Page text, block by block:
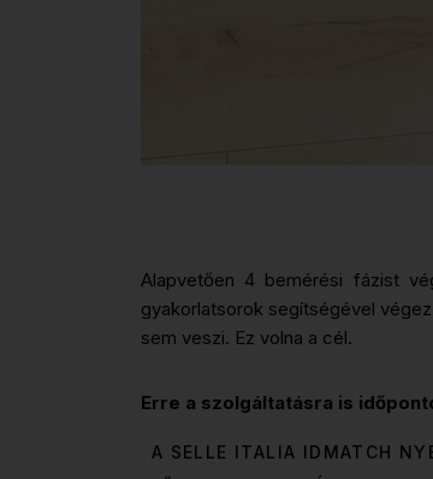
Alapvetően 4 bemérési fázist
gyakorlatsorok segítségével
sem veszi. Ez volna a cél.
Erre a szolgáltatásra is
A SELLE ITALIA IDMATCH